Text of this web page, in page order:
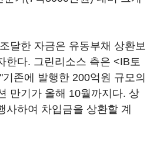
달한 자금은 유동부채 상환보
한다. 그린리소스 측은 <IB토
존에 발행한 200억원 규모의
만기가 올해 10월까지다. 상
사하여 차입금을 상환할 계